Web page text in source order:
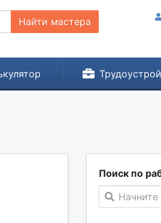
Найти мастера
Поиск по
Начните